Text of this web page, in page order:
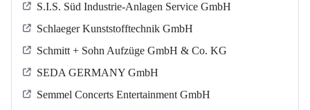
S.I.S. Süd Industrie-Anlagen Service GmbH
Schlaeger Kunststofftechnik GmbH
Schmitt + Sohn Aufzüge GmbH & Co. KG
SEDA GERMANY GmbH
Semmel Concerts Entertainment GmbH